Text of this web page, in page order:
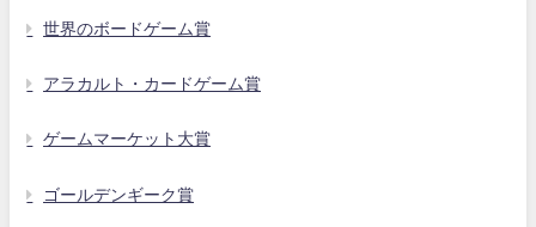
世界のボードゲーム賞
アラカルト・カードゲーム賞
ゲームマーケット大賞
ゴールデンギーク賞